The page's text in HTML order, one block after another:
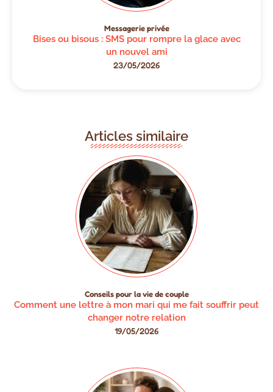
Messagerie privée
Bises ou bisous : SMS pour rompre la glace avec
un nouvel ami
23/05/2026
Articles similaire
Conseils pour la vie de couple
Comment une lettre à mon mari qui me fait souffrir peut
changer notre relation
19/05/2026